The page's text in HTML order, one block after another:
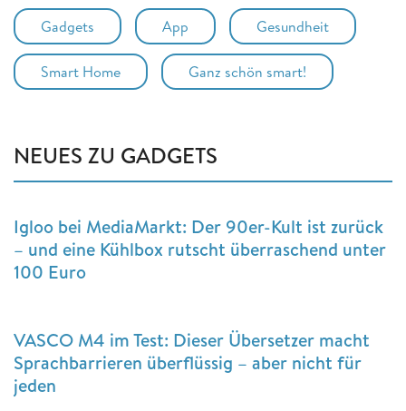
Gadgets App Gesundheit
Smart Home Ganz schön smart!
NEUES ZU GADGETS
Igloo bei MediaMarkt: Der 90er-Kult ist zurück
– und eine Kühlbox rutscht überraschend unter
100 Euro
VASCO M4 im Test: Dieser Übersetzer macht
Sprachbarrieren überflüssig – aber nicht für
jeden